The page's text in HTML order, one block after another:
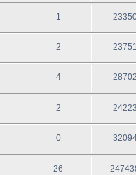
1
2 23751
4 28702
2 24223
0
26